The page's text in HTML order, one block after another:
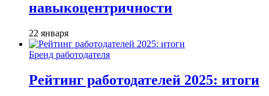
навыкоцентричности
22 января
Бренд работодателя
Рейтинг работодателей 2025: итоги